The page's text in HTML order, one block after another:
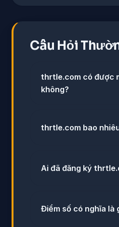
Câu Hỏi
thrtle.com có được
không?
thrtle.com bao
Ai đã đăng ký
Điểm số có nghĩa là